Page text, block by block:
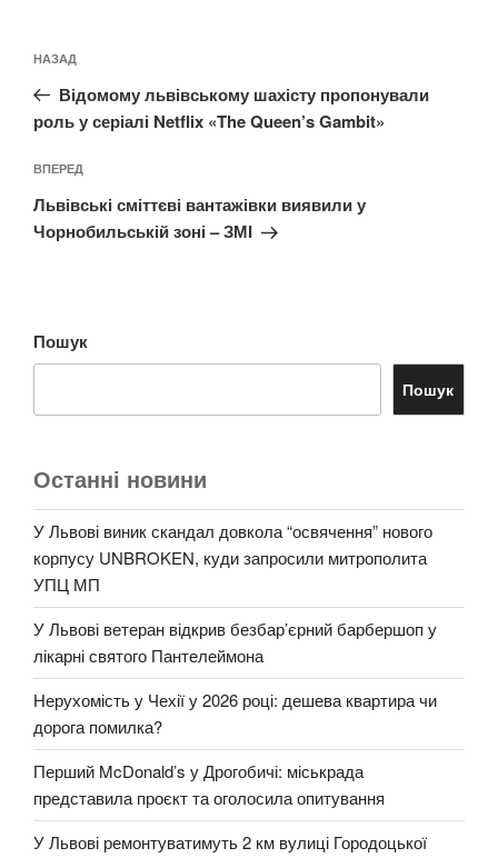
записів
Попередній
запис:
НАЗАД
Відомому львівському шахісту пропонували
роль у серіалі Netflix «The Queen’s Gambit»
Наступний
запис
ВПЕРЕД
Львівські сміттєві вантажівки виявили у
Чорнобильській зоні – ЗМІ
Пошук
Пошук
Останні новини
У Львові виник скандал довкола “освячення” нового
корпусу UNBROKEN, куди запросили митрополита
УПЦ МП
У Львові ветеран відкрив безбар’єрний барбершоп у
лікарні святого Пантелеймона
Нерухомість у Чехії у 2026 році: дешева квартира чи
дорога помилка?
Перший McDonald’s у Дрогобичі: міськрада
представила проєкт та оголосила опитування
У Львові ремонтуватимуть 2 км вулиці Городоцької